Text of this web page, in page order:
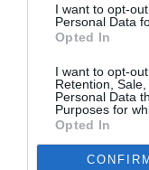
I want to opt-
Personal Data
Opted In
I want to opt-
Retention,
Personal Data
Purposes for
Opted In
CONFIRM
απεργία της
Σερίφου» με
ενέπνευσε να
«Από ήλιο σε